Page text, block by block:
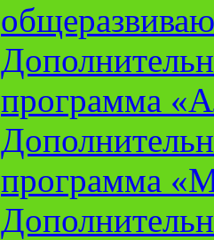
программа
программа